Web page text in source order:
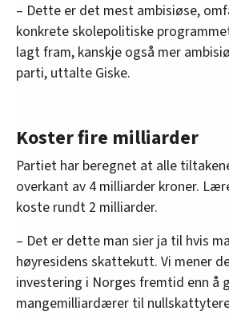
– Dette er det mest ambisiøse,
konkrete skolepolitiske
lagt fram, kanskje også mer
parti, uttalte Giske.
Koster fire milliarder
Partiet har beregnet at alle
overkant av 4 milliarder kroner.
koste rundt 2 milliarder.
– Det er dette man sier ja til hvis
høyresidens skattekutt. Vi mener
investering i Norges fremtid enn å
mangemilliardærer til